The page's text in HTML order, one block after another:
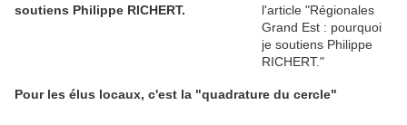
soutiens Philippe RICHERT.
Pour les élus locaux, c'est la "quadrature du cercle"